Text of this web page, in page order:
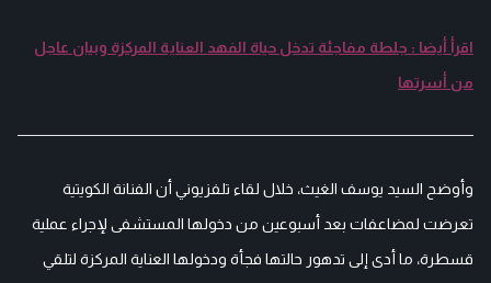
اقرأ أيضا : جلطة مفاجئة تدخل حياة الفهد العناية المركزة وبيان عاجل
من أسرتها
وأوضح السيد يوسف الغيث، خلال لقاء تلفزيوني أن الفنانة الكويتية
تعرضت لمضاعفات بعد أسبوعين من دخولها المستشفى لإجراء عملية
قسطرة، ما أدى إلى تدهور حالتها فجأة ودخولها العناية المركزة لتلقي